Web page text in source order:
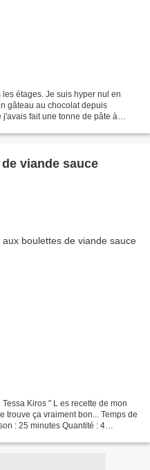
étages. Je suis hyper nul en
gâteau au chocolat depuis
j'avais fait une tonne de pâte à
viande sauce
Kiros " L es recette de mon
trouve ça vraiment bon... Temps de
: 25 minutes Quantité : 4